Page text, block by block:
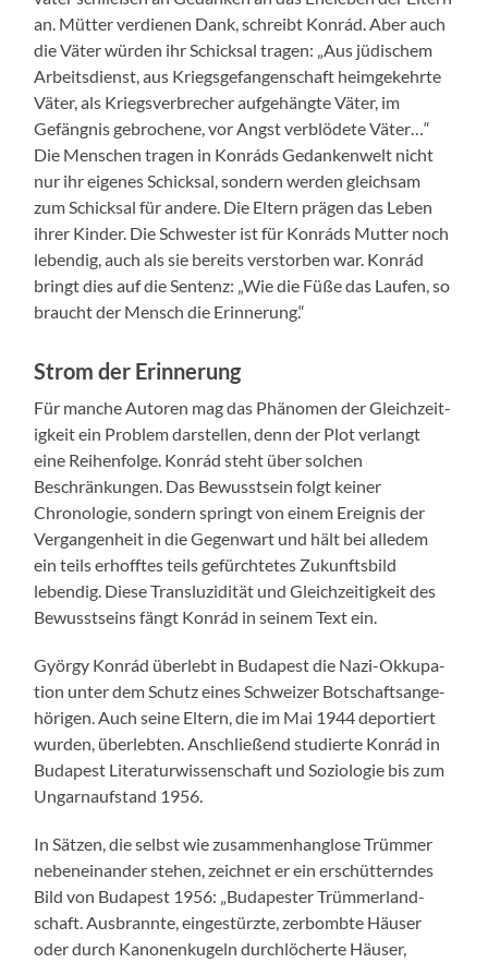
an. Müt­ter ver­di­enen Dank, schreibt Kon­rád. Aber auch
die Väter wür­den ihr Schick­sal tra­gen: „Aus jüdis­chem
Arbeits­di­enst, aus Kriegs­ge­fan­gen­schaft heimgekehrte
Väter, als Kriegsver­brech­er aufge­hängte Väter, im
Gefäng­nis gebroch­ene, vor Angst verblödete Väter…“
Die Men­schen tra­gen in Kon­ráds Gedanken­welt nicht
nur ihr eigenes Schick­sal, son­dern wer­den gle­ich­sam
zum Schick­sal für andere. Die Eltern prä­gen das Leben
ihrer Kinder. Die Schwest­er ist für Kon­ráds Mut­ter noch
lebendig, auch als sie bere­its ver­stor­ben war. Kon­rád
bringt dies auf die Sen­tenz: „Wie die Füße das Laufen, so
braucht der Men­sch die Erin­nerung.“
Strom der Erinnerung
Für manche Autoren mag das Phänomen der Gle­ichzeit­
igkeit ein Prob­lem darstellen, denn der Plot ver­langt
eine Rei­hen­folge. Kon­rád ste­ht über solchen
Beschränkun­gen. Das Bewusst­sein fol­gt kein­er
Chronolo­gie, son­dern springt von einem Ereig­nis der
Ver­gan­gen­heit in die Gegen­wart und hält bei alle­dem
ein teils erhofftes teils gefürchtetes Zukun­fts­bild
lebendig. Diese Transluzid­ität und Gle­ichzeit­igkeit des
Bewusst­seins fängt Kon­rád in seinem Text ein.
Györ­gy Kon­rád über­lebt in Budapest die Nazi-Okku­pa­
tion unter dem Schutz eines Schweiz­er Botschaft­sange­
höri­gen. Auch seine Eltern, die im Mai 1944 deportiert
wur­den, über­lebten. Anschließend studierte Kon­rád in
Budapest Lit­er­atur­wis­senschaft und Sozi­olo­gie bis zum
Ungar­nauf­s­tand 1956.
In Sätzen, die selb­st wie zusam­men­hanglose Trüm­mer
nebeneinan­der ste­hen, zeich­net er ein erschüt­tern­des
Bild von Budapest 1956: „Budapester Trüm­mer­land­
schaft. Aus­bran­nte, eingestürzte, zer­bombte Häuser
oder durch Kanonenkugeln durch­löcherte Häuser,